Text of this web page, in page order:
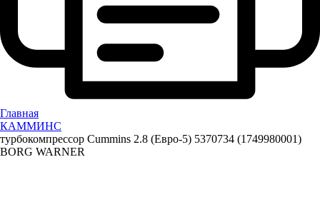
Главная
КАММИНС
турбокомпрессор Cummins 2.8 (Eвро-5) 5370734 (1749980001)
BORG WARNER